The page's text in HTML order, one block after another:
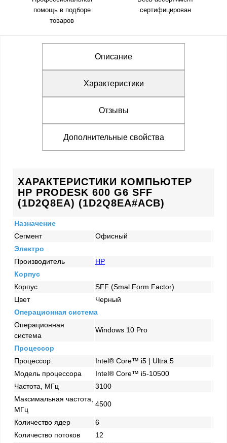
помощь в подборе
товаров
сертифицирован
Описание
Характеристики
Отзывы
Дополнительные свойства
ХАРАКТЕРИСТИКИ КОМПЬЮТЕР
HP PRODESK 600 G6 SFF
(1D2Q8EA) (1D2Q8EA#ACB)
Назначение
Сегмент
Офисный
Электро
Производитель
HP
Корпус
Корпус
SFF (Smal Form Factor)
Цвет
Черный
Операционная система
Операционная
система
Windows 10 Pro
Процессор
Процессор
Intel® Core™ i5 | Ultra 5
Модель процессора
Intel® Core™ i5-10500
Частота, МГц
3100
Максимальная частота,
МГц
4500
Количество ядер
6
Количество потоков
12